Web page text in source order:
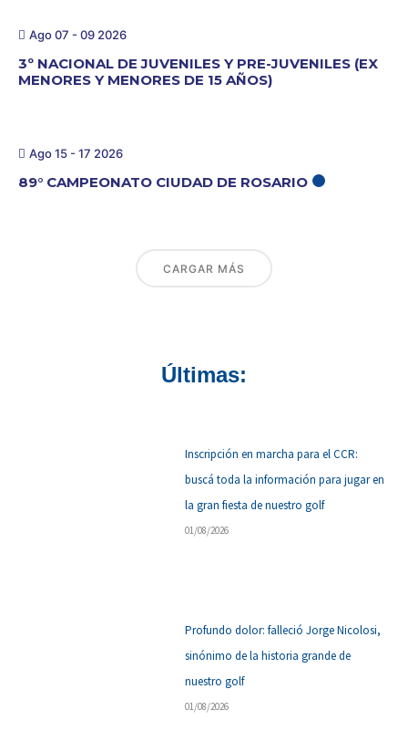
Ago 07 - 09 2026
3º NACIONAL DE JUVENILES Y PRE-JUVENILES (EX
MENORES Y MENORES DE 15 AÑOS)
Ago 15 - 17 2026
89° CAMPEONATO CIUDAD DE ROSARIO
CARGAR MÁS
Últimas:
Inscripción en marcha para el CCR:
buscá toda la información para jugar en
la gran fiesta de nuestro golf
01/08/2026
Profundo dolor: falleció Jorge Nicolosi,
sinónimo de la historia grande de
nuestro golf
01/08/2026